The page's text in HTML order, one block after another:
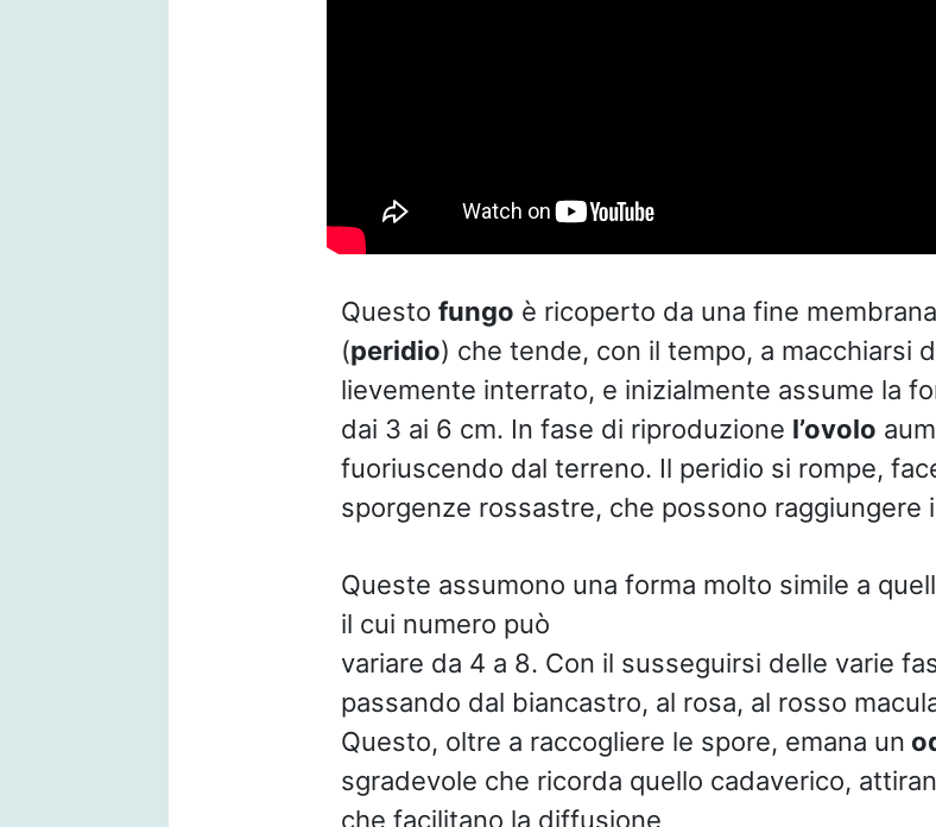
Questo fungo è ricoperto da una fine
(peridio) che tende, con il tempo, a macchiarsi
lievemente interrato, e inizialmente assume la
dai 3 ai 6 cm. In fase di riproduzione l’ovolo
fuoriuscendo dal terreno. Il peridio si rompe,
sporgenze rossastre, che possono raggiungere
Queste assumono una forma molto simile a
il cui numero può
variare da 4 a 8. Con il susseguirsi delle varie
passando dal biancastro, al rosa, al rosso
Questo, oltre a raccogliere le spore, emana un
sgradevole che ricorda quello cadaverico,
che facilitano la diffusione